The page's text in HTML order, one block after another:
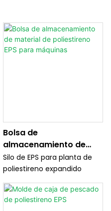
Bolsa de
almacenamiento de
material de poliestireno
EPS para máquinas
Silo de EPS para planta de
poliestireno expandido